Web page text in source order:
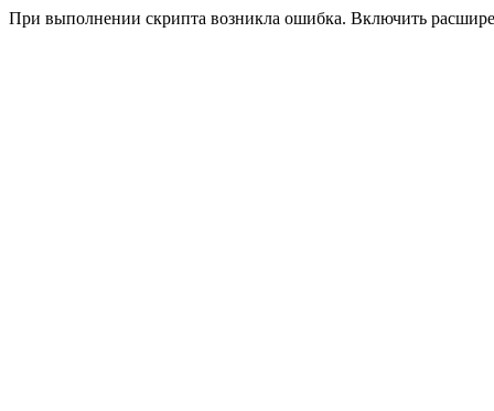
При выполнении скрипта возникла ошибка. Включить